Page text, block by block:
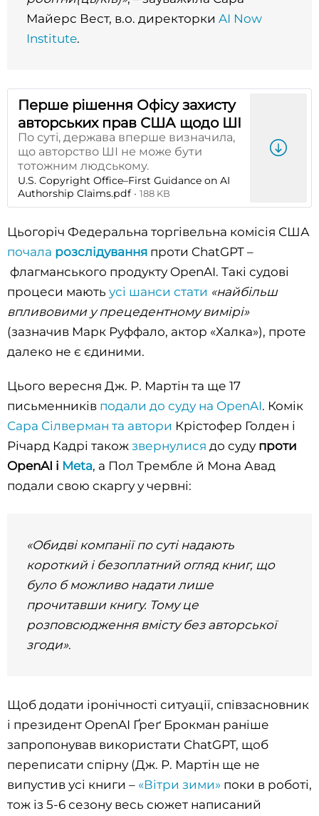
Майерс Вест, в.о. директоркиAI Now
Institute.
Перше рішення Офісу захисту
авторських прав США щодо ШІ
По суті, держава вперше визначила,
що авторство ШІ не може бути
тотожним людському.
U.S. Copyright Office–First Guidance on AI
Authorship Claims.pdf
188 KB
Цьогоріч Федеральна торгівельна комісія США
почала розслідування проти ChatGPT –
флагманського продукту OpenAI. Такі судові
процеси мають усі шанси стати «найбільш
впливовими у прецедентному вимірі»
(зазначив Марк Руффало, актор «Халка»), проте
далеко не є єдиними.
Цього вересня Дж. Р. Мартін та ще 17
письменників подали до суду на OpenAI. Комік
Сара Сілверман та автори Крістофер Голден і
Річард Кадрі також звернулися до суду проти
OpenAI і Meta, а Пол Трембле й Мона Авад
подали свою скаргу у червні:
«Обидві компанії по суті надають
короткий і безоплатний огляд книг, що
було б можливо надати лише
прочитавши книгу. Тому це
розповсюдження вмісту без авторської
згоди».
Щоб додати іронічності ситуації, співзасновник
і президент OpenAI Ґреґ Брокман раніше
запропонував використати ChatGPT, щоб
переписати спірну (Дж. Р. Мартін ще не
випустив усі книги – «Вітри зими» поки в роботі,
тож із 5-6 сезону весь сюжет написаний